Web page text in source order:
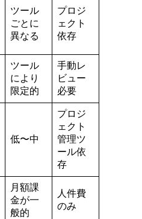
ツール
ごとに
異なる
プロジ
ェクト
依存
ツール
により
限定的
手動レ
ビュー
必要
低〜中
プロジ
ェクト
管理ツ
ール依
存
月額課
金が一
般的
人件費
のみ